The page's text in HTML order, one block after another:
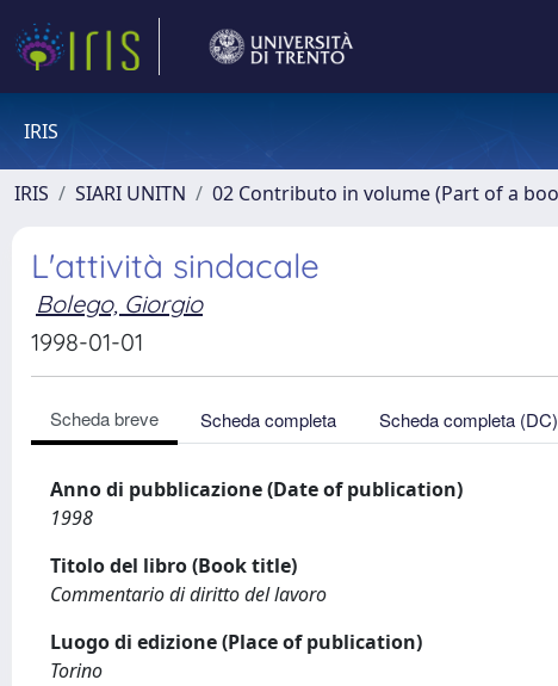
IRIS
IRIS SIARI UNITN 02 Contributo in volume (Part of a
L'attività sindacale
Bolego, Giorgio
1998-01-01
Scheda breve Scheda completa Scheda completa (DC)
Anno di pubblicazione (Date of publication)
1998
Titolo del libro (Book title)
Commentario di diritto del lavoro
Luogo di edizione (Place of publication)
Torino